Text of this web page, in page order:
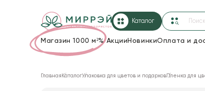
Каталог
Магазин 1000 м²%Акции НовинкиОплата и
Главная КаталогУпаковка для цветов и подарковПленка для